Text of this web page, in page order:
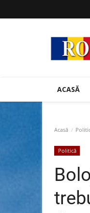
ACASĂ
Acasă
Politică